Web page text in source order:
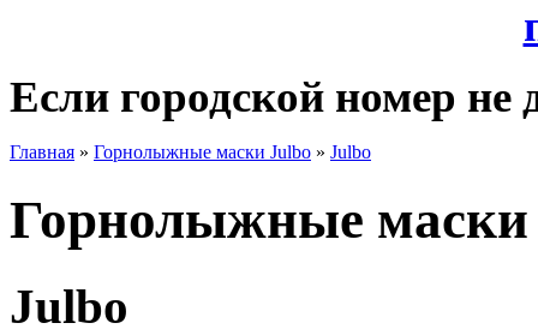
Если городской номер не
Главная » Горнолыжные маски Julbo » Julbo
Горнолыжные
Julbo